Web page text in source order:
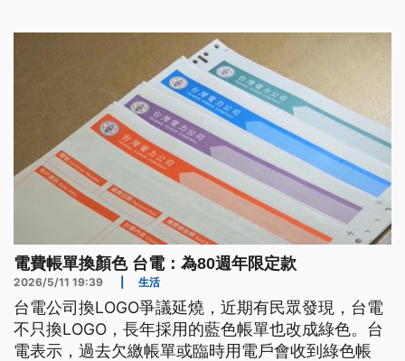
電費帳單換顏色 台電：為80週年限定款
2026/5/11 19:39 生活
台電公司換LOGO爭議延燒，近期有民眾發現，台電
不只換LOGO，長年採用的藍色帳單也改成綠色。台
電表示，過去欠繳帳單或臨時用電戶會收到綠色帳